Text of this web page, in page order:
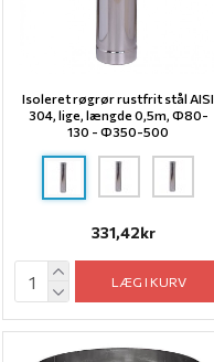
Isoleret røgrør rustfrit stål AISI
304, lige, længde 0,5m, Ф80-
130 - Ф350-500
331,42kr
LÆG I KURV